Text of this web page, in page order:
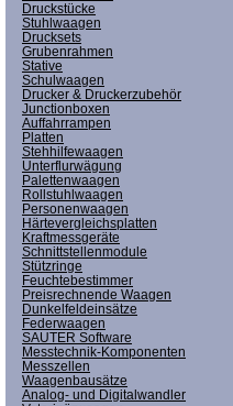
Druckstücke
Stuhlwaagen
Drucksets
Grubenrahmen
Stative
Schulwaagen
Drucker & Druckerzubehör
Junctionboxen
Auffahrrampen
Platten
Stehhilfewaagen
Unterflurwägung
Palettenwaagen
Rollstuhlwaagen
Personenwaagen
Härtevergleichsplatten
Kraftmessgeräte
Schnittstellenmodule
Stützringe
Feuchtebestimmer
Preisrechnende Waagen
Dunkelfeldeinsätze
Federwaagen
SAUTER Software
Messtechnik-Komponenten
Messzellen
Waagenbausätze
Analog- und Digitalwandler